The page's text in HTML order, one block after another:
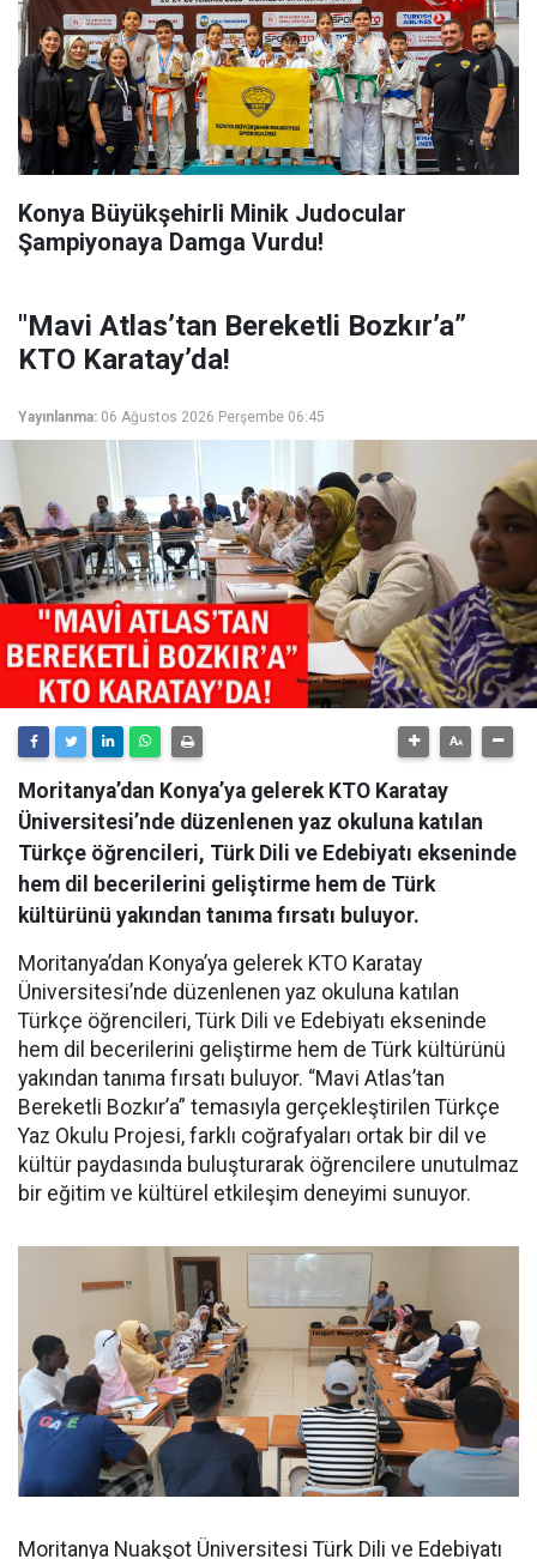
Konya Büyükşehirli Minik Judocular
Şampiyonaya Damga Vurdu!
"Mavi Atlas’tan Bereketli Bozkır’a”
KTO Karatay’da!
Yayınlanma: 06 Ağustos 2026 Perşembe 06:45
Moritanya’dan Konya’ya gelerek KTO Karatay
Üniversitesi’nde düzenlenen yaz okuluna katılan
Türkçe öğrencileri, Türk Dili ve Edebiyatı ekseninde
hem dil becerilerini geliştirme hem de Türk
kültürünü yakından tanıma fırsatı buluyor.
Moritanya’dan Konya’ya gelerek KTO Karatay
Üniversitesi’nde düzenlenen yaz okuluna katılan
Türkçe öğrencileri, Türk Dili ve Edebiyatı ekseninde
hem dil becerilerini geliştirme hem de Türk kültürünü
yakından tanıma fırsatı buluyor. “Mavi Atlas’tan
Bereketli Bozkır’a” temasıyla gerçekleştirilen Türkçe
Yaz Okulu Projesi, farklı coğrafyaları ortak bir dil ve
kültür paydasında buluşturarak öğrencilere unutulmaz
bir eğitim ve kültürel etkileşim deneyimi sunuyor.
Moritanya Nuakşot Üniversitesi Türk Dili ve Edebiyatı